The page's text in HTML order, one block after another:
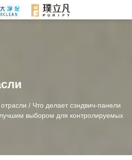
/ Что делает сэндвич-панели
выбором для контролируемых